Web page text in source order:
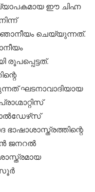
ഈ ചിഹ്ന
ചെയ്യുന്നത്.
ഘടനാവാദിയായ
ജനറല്‍